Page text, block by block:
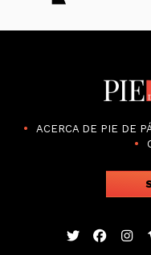
ACERCA DE PIE DE